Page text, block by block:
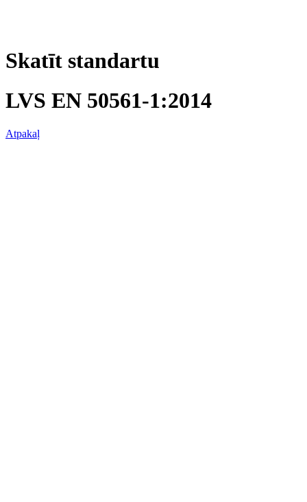
Skatīt standartu
LVS EN 50561-1:2014
Atpakaļ